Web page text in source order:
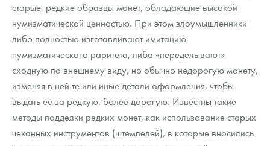
старые, редкие образцы монет, обладающие высокой
нумизматической ценностью. При этом злоумышленники
либо полностью изготавливают имитацию
нумизматического раритета, либо «переделывают»
сходную по внешнему виду, но обычно недорогую монету,
изменяя в ней те или иные детали оформления, чтобы
выдать ее за редкую, более дорогую. Известны такие
методы подделки редких монет, как использование старых
чеканных инструментов (штемпелей), в которые вносились